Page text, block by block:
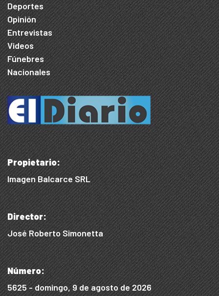
Deportes
Opinión
Entrevistas
Videos
Fúnebres
Nacionales
Propietario:
Imagen Balcarce SRL
Director:
José Roberto Simonetta
Número:
5625 - domingo, 9 de agosto de 2026